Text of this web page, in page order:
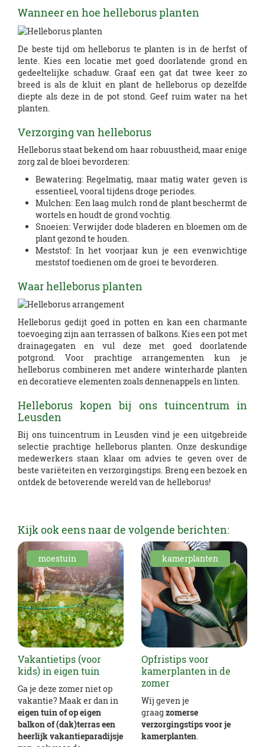
Wanneer en hoe helleborus planten
De beste tijd om helleborus te planten is in de herfst of
lente. Kies een locatie met goed doorlatende grond en
gedeeltelijke schaduw. Graaf een gat dat twee keer zo
breed is als de kluit en plant de helleborus op dezelfde
diepte als deze in de pot stond. Geef ruim water na het
planten.
Verzorging van helleborus
Helleborus staat bekend om haar robuustheid, maar enige
zorg zal de bloei bevorderen:
Bewatering: Regelmatig, maar matig water geven is
essentieel, vooral tijdens droge periodes.
Mulchen: Een laag mulch rond de plant beschermt de
wortels en houdt de grond vochtig.
Snoeien: Verwijder dode bladeren en bloemen om de
plant gezond te houden.
Meststof: In het voorjaar kun je een evenwichtige
meststof toedienen om de groei te bevorderen.
Waar helleborus planten
Helleborus gedijt goed in potten en kan een charmante
toevoeging zijn aan terrassen of balkons. Kies een pot met
drainagegaten en vul deze met goed doorlatende
potgrond. Voor prachtige arrangementen kun je
helleborus combineren met andere winterharde planten
en decoratieve elementen zoals dennenappels en linten.
Helleborus kopen bij ons tuincentrum in
Leusden
Bij ons tuincentrum in Leusden vind je een uitgebreide
selectie prachtige helleborus planten. Onze deskundige
medewerkers staan klaar om advies te geven over de
beste variëteiten en verzorgingstips. Breng een bezoek en
ontdek de betoverende wereld van de helleborus!
Kijk ook eens naar de volgende berichten:
moestuin
Vakantietips (voor
kids) in eigen tuin
Ga je deze zomer niet op
vakantie? Maak er dan in
eigen tuin of op eigen
balkon of (dak)terras een
heerlijk vakantieparadijsje
kamerplanten
Opfristips voor
kamerplanten in de
zomer
Wij geven je
graag zomerse
verzorgingstips voor je
kamerplanten.